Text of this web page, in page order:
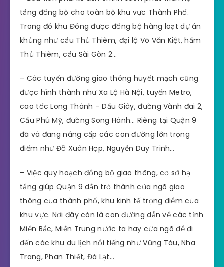
tầng đồng bộ cho toàn bộ khu vực Thành Phố.
Trong đó khu Đông được đồng bộ hàng loạt dự án
khủng như cầu Thủ Thiêm, đại lộ Võ Văn Kiệt, hầm
Thủ Thiêm, cầu Sài Gòn 2…
– Các tuyến đường giao thông huyết mạch cũng
được hình thành như Xa Lộ Hà Nội, tuyến Metro,
cao tốc Long Thành – Dầu Giây, đường Vành đai 2,
Cầu Phú Mỹ, đường Song Hành… Riêng tại Quận 9
đã và đang nâng cấp các con đường lớn trọng
điểm như Đỗ Xuân Hợp, Nguyễn Duy Trinh…
– Việc quy hoạch đồng bộ giao thông, cơ sở hạ
tầng giúp Quận 9 dần trở thành cửa ngõ giao
thông của thành phố, khu kinh tế trọng điểm của
khu vực. Nơi đây còn là con đường dẫn về các tỉnh
Miền Bắc, Miền Trung nước ta hay cửa ngõ để đi
đến các khu du lịch nổi tiếng như Vũng Tàu, Nha
Trang, Phan Thiết, Đà Lạt…